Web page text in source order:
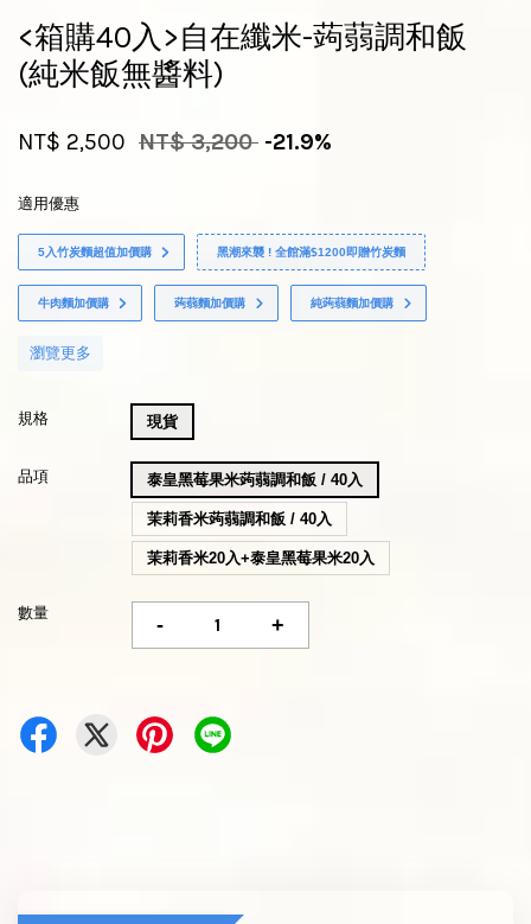
<箱購40入>自在纖米-蒟蒻調和飯
(純米飯無醬料)
NT$ 2,500 NT$ 3,200 -21.9%
適用優惠
5入竹炭麵超值加價購 黑潮來襲 ! 全館滿$1200即贈竹炭麵
牛肉麵加價購 蒟蒻麵加價購 純蒟蒻麵加價購
瀏覽更多
規格 現貨
品項 泰皇黑莓果米蒟蒻調和飯 / 40入
茉莉香米蒟蒻調和飯 / 40入
茉莉香米20入+泰皇黑莓果米20入
數量
- +